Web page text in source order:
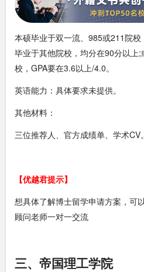
本硕毕业于双一流、985或211院
毕业于其他院校，均分在90分以上
校，GPA要在3.6以上/4.0。
英语能力：具体要求未提供。
其他材料：
三位推荐人、官方成绩单、学术CV。
【优越君提示】
想具体了解博士留学申请方案，可
顾问老师一对一交流
三、帝国理工学院